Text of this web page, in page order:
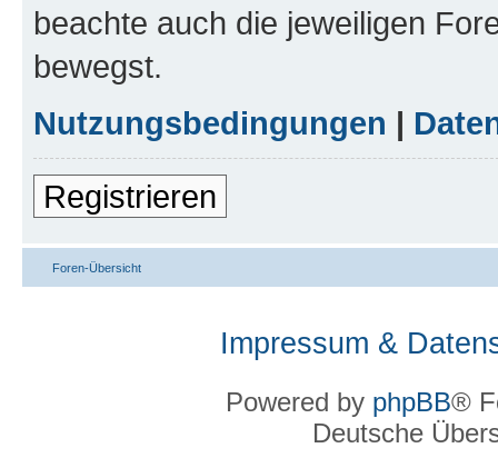
beachte auch die jeweiligen
bewegst.
Nutzungsbedingungen |
Registrieren
Foren-Übersicht
Impressum &
Powered by phpBB®
Deutsche